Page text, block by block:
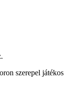
szerepel játékos